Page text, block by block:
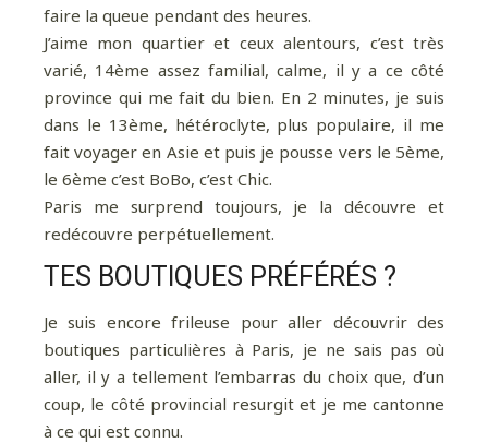
faire la queue pendant des heures.
J’aime mon quartier et ceux alentours, c’est très
varié, 14ème assez familial, calme, il y a ce côté
province qui me fait du bien. En 2 minutes, je suis
dans le 13ème, hétéroclyte, plus populaire, il me
fait voyager en Asie et puis je pousse vers le 5ème,
le 6ème c’est BoBo, c’est Chic.
Paris me surprend toujours, je la découvre et
redécouvre perpétuellement.
TES BOUTIQUES PRÉFÉRÉS ?
Je suis encore frileuse pour aller découvrir des
boutiques particulières à Paris, je ne sais pas où
aller, il y a tellement l’embarras du choix que, d’un
coup, le côté provincial resurgit et je me cantonne
à ce qui est connu.
Pour davantage de bonnes adresses, de
voyages au coin de la rue et au bout du monde,
suivez-moi sur Instagram!